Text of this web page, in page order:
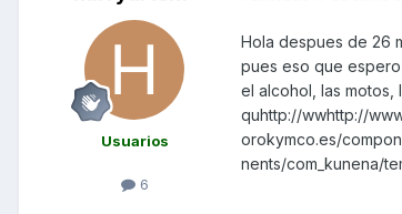
Usuarios
6
Hola despues de 26
pues eso que
el alcohol, las
quhttp://wwhttp://
orokymco.es/
nents/com_kunena/